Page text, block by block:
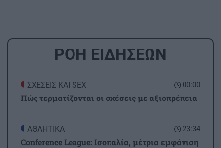
ΡΟΗ ΕΙΔΗΣΕΩΝ
00:00
ΣΧΕΣΕΙΣ ΚΑΙ SEX
Πώς τερματίζονται οι σχέσεις με αξιοπρέπεια
23:34
ΑΘΛΗΤΙΚΑ
Conference League: Ισοπαλία, μέτρια εμφάνιση